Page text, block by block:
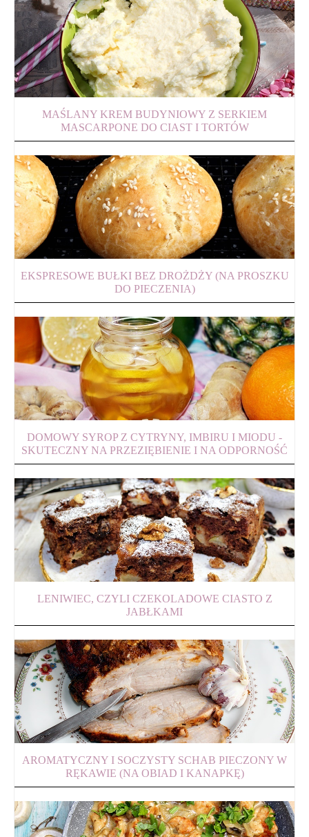
MAŚLANY KREM BUDYNIOWY Z SERKIEM
MASCARPONE DO CIAST I TORTÓW
EKSPRESOWE BUŁKI BEZ DROŻDŻY (NA PROSZKU
DO PIECZENIA)
DOMOWY SYROP Z CYTRYNY, IMBIRU I MIODU -
SKUTECZNY NA PRZEZIĘBIENIE I NA ODPORNOŚĆ
LENIWIEC, CZYLI CZEKOLADOWE CIASTO Z
JABŁKAMI
AROMATYCZNY I SOCZYSTY SCHAB PIECZONY W
RĘKAWIE (NA OBIAD I KANAPKĘ)